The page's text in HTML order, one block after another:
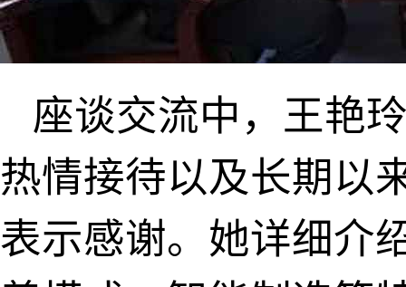
座谈交流中，王艳
热情接待以及长期以
表示感谢。她详细介